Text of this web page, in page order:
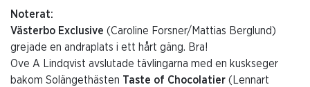
Noterat:
Västerbo Exclusive (Caroline Forsner/Mattias Berglund)
grejade en andraplats i ett hårt gäng. Bra!
Ove A Lindqvist avslutade tävlingarna med en kuskseger
bakom Solängethästen Taste of Chocolatier (Lennart